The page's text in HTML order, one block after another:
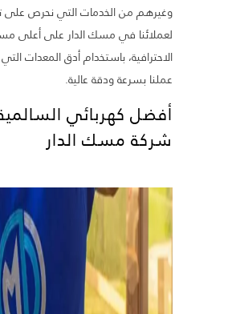
وغيرهم من الخدمات التي نحرص على
لعملائنا في مسك الدار على أعلى
الاحترافية، باستخدام أدق المعدات
عملنا بسرعة ودقة عالية.
أفضل كهربائي
شركة مسك الدار